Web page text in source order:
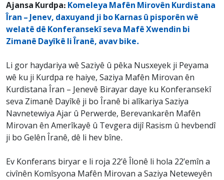
Ajansa Kurdpa: Komeleya Mafên Mirovên Kurdistana
Îran – Jenev, daxuyand ji bo Karnas û pisporên wê
welatê dê Konferansekî seva Mafê Xwendin bi
Zimanê Dayîkê li Îranê, avav bike.
Li gor haydariya wê Saziyê û pêka Nusxeyek ji Peyama
wê ku ji Kurdpa re haiye, Saziya Mafên Mirovan ên
Kurdistana Îran – Jenevê Birayar daye ku Konferansekî
seva Zimanê Dayîkê ji bo Îranê bi alîkariya Saziya
Navnetewiya Ajar û Perwerde, Berevankarên Mafên
Mirovan ên Amerîkayê û Tevgera dijî Rasism û hevbendî
ji bo Gelên Îranê, dê li hev bîne.
Ev Konferans biryar e li roja 22’ê Îlonê li hola 22’emîn a
civînên Komîsyona Mafên Mirovan a Saziya Neteweyên